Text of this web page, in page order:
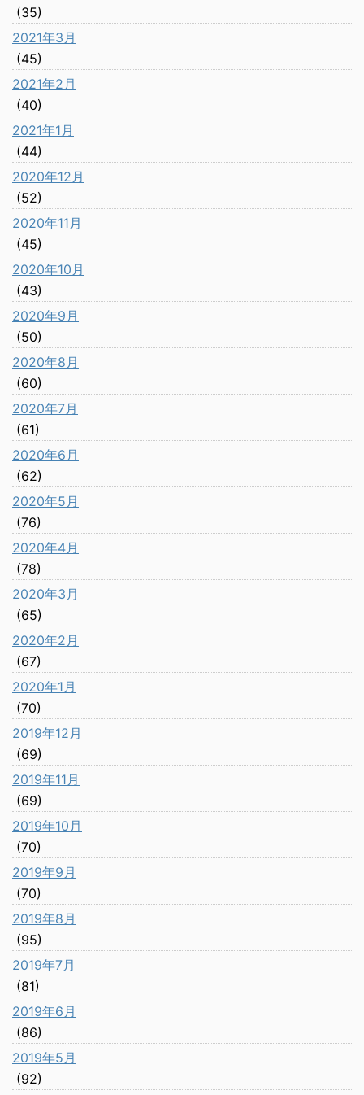
(35)
2021年3月
(45)
2021年2月
(40)
2021年1月
(44)
2020年12月
(52)
2020年11月
(45)
2020年10月
(43)
2020年9月
(50)
2020年8月
(60)
2020年7月
(61)
2020年6月
(62)
2020年5月
(76)
2020年4月
(78)
2020年3月
(65)
2020年2月
(67)
2020年1月
(70)
2019年12月
(69)
2019年11月
(69)
2019年10月
(70)
2019年9月
(70)
2019年8月
(95)
2019年7月
(81)
2019年6月
(86)
2019年5月
(92)